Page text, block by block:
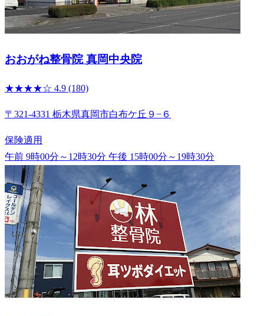
おおがね整骨院 真岡中央院
★★★★☆ 4.9 (180)
〒321-4331 栃木県真岡市白布ケ丘９−６
保険適用
午前 9時00分～12時30分 午後 15時00分～19時30分